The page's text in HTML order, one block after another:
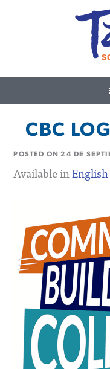
Tzedek
CBC
POSTED ON24 DE
Available inEnglish